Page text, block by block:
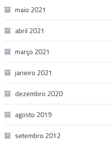
maio 2021
abril 2021
março 2021
janeiro 2021
dezembro 2020
agosto 2019
setembro 2012